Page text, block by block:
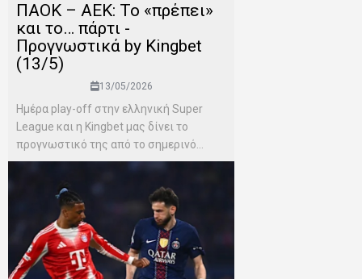
ΠΑΟΚ – ΑΕΚ: Το «πρέπει»
και το… πάρτι -
Προγνωστικά by Kingbet
(13/5)
13/05/2026
Ημέρα play-off στην ελληνική Super
League και η Kingbet μας δίνει το
προγνωστικό της από το σημερινό...